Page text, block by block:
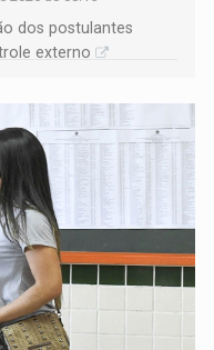
dos postulantes
externo